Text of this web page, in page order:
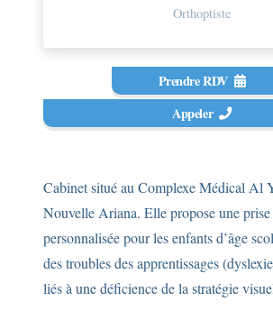
Orthoptiste
Prendre RDV
Appeler
Cabinet situé au Complexe Médical Al
Nouvelle Ariana. Elle propose une prise
personnalisée pour les enfants d’âge
des troubles des apprentissages
liés à une déficience de la stratégie